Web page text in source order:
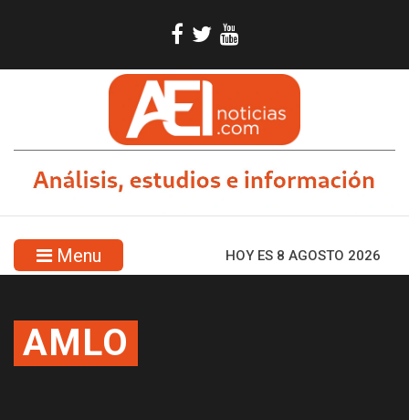
Menu HOY ES 8 AGOSTO 2026
AMLO